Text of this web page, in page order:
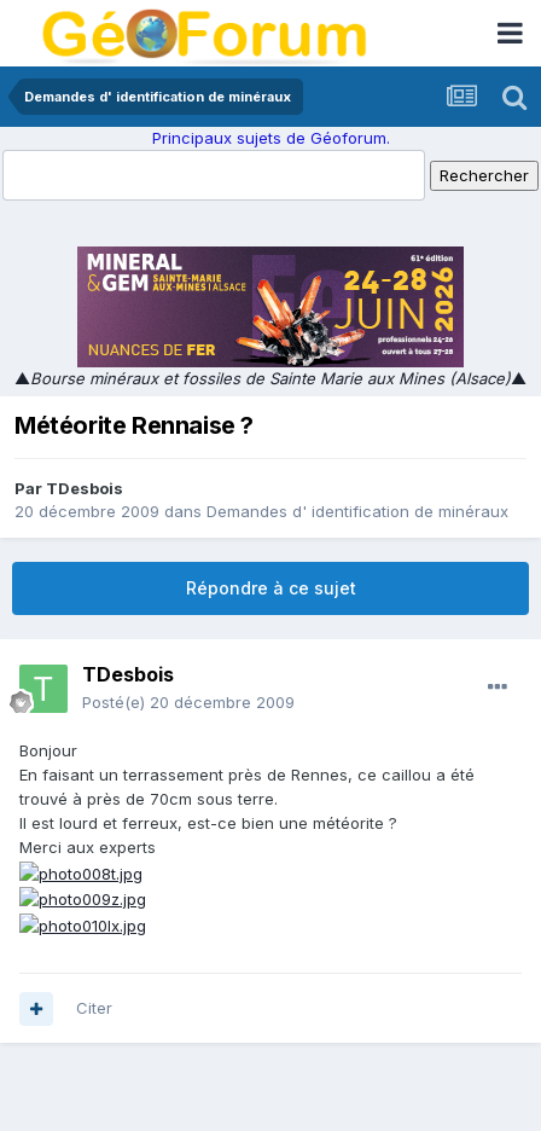
Demandes d' identification de minéraux
Principaux sujets de Géoforum.
▲Bourse minéraux et fossiles de Sainte Marie aux Mines (Alsace)▲
Météorite Rennaise ?
Par TDesbois
20 décembre 2009 dans Demandes d' identification de minéraux
Répondre à ce sujet
TDesbois
Posté(e) 20 décembre 2009
Bonjour
En faisant un terrassement près de Rennes, ce caillou a été
trouvé à près de 70cm sous terre.
Il est lourd et ferreux, est-ce bien une météorite ?
Merci aux experts
Citer